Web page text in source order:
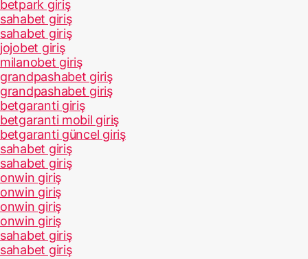
betpark giriş
sahabet giriş
sahabet giriş
jojobet giriş
milanobet giriş
grandpashabet giriş
grandpashabet giriş
betgaranti giriş
betgaranti mobil giriş
betgaranti güncel giriş
sahabet giriş
sahabet giriş
onwin giriş
onwin giriş
onwin giriş
onwin giriş
sahabet giriş
sahabet giriş